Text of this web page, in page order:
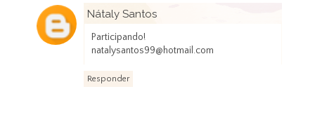
Nátaly Santos
Participando!
natalysantos99@hotmail.com
Responder